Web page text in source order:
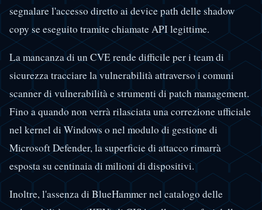
segnalare l'accesso diretto ai device path delle shadow
copy se eseguito tramite chiamate API legittime.
La mancanza di un CVE rende difficile per i team di
sicurezza tracciare la vulnerabilità attraverso i comuni
scanner di vulnerabilità e strumenti di patch management.
Fino a quando non verrà rilasciata una correzione ufficiale
nel kernel di Windows o nel modulo di gestione di
Microsoft Defender, la superficie di attacco rimarrà
esposta su centinaia di milioni di dispositivi.
Inoltre, l'assenza di BlueHammer nel catalogo delle